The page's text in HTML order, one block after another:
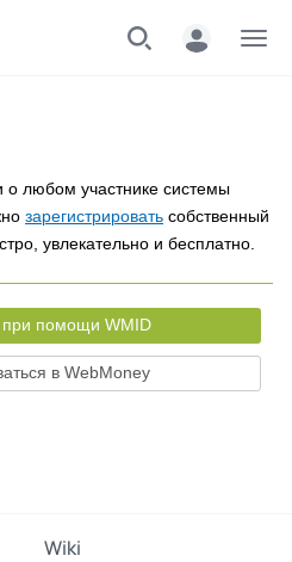
любом участнике системы
зарегистрировать собственный
увлекательно и бесплатно.
при помощи WMID
в WebMoney
Wiki